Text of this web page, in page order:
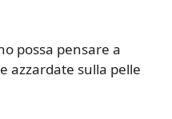
possa pensare a
azzardate sulla pelle